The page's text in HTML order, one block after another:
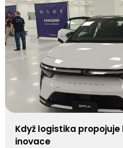
Když logistika
inovace